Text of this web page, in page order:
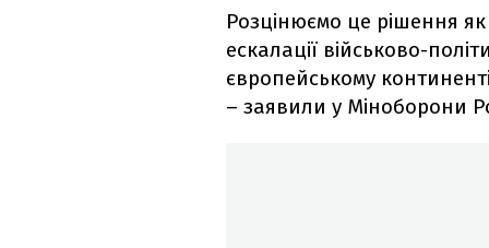
Розцінюємо це рішення
ескалації військово-
європейському
– заявили у Міноборони